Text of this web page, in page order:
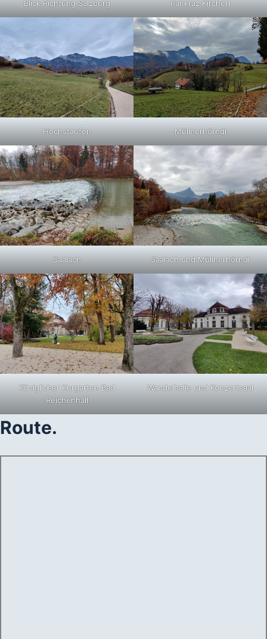
Blick Richtung Salzburg Pankraz Kircherl
Hochstaufen Müllnerhörndl
Saalach Saalach und Müllnerhörndl
Königlicher Kurgarten Bad
Reichenhall
Wandelhalle und Konzertsaal
Route.